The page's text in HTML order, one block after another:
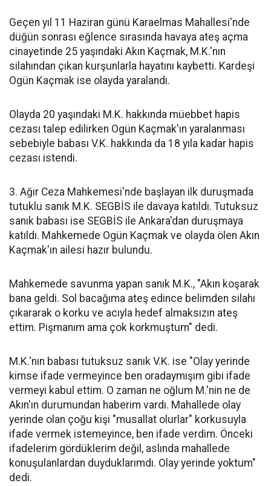
Geçen yıl 11 Haziran günü Karaelmas Mahallesi'nde
düğün sonrası eğlence sırasında havaya ateş açma
cinayetinde 25 yaşındaki Akın Kaçmak, M.K.'nın
silahından çıkan kurşunlarla hayatını kaybetti. Kardeşi
Ogün Kaçmak ise olayda yaralandı.
Olayda 20 yaşındaki M.K. hakkında müebbet hapis
cezası talep edilirken Ogün Kaçmak'ın yaralanması
sebebiyle babası V.K. hakkında da 18 yıla kadar hapis
cezası istendi.
3. Ağır Ceza Mahkemesi'nde başlayan ilk duruşmada
tutuklu sanık M.K. SEGBİS ile davaya katıldı. Tutuksuz
sanık babası ise SEGBİS ile Ankara'dan duruşmaya
katıldı. Mahkemede Ogün Kaçmak ve olayda ölen Akın
Kaçmak'ın ailesi hazır bulundu.
Mahkemede savunma yapan sanık M.K., "Akın koşarak
bana geldi. Sol bacağıma ateş edince belimden silahı
çıkararak o korku ve acıyla hedef almaksızın ateş
ettim. Pişmanım ama çok korkmuştum" dedi.
M.K.'nın babası tutuksuz sanık V.K. ise "Olay yerinde
kimse ifade vermeyince ben oradaymışım gibi ifade
vermeyi kabul ettim. O zaman ne oğlum M.'nin ne de
Akın'ın durumundan haberim vardı. Mahallede olay
yerinde olan çoğu kişi "musallat olurlar" korkusuyla
ifade vermek istemeyince, ben ifade verdim. Önceki
ifadelerim gördüklerim değil, aslında mahallede
konuşulanlardan duyduklarımdı. Olay yerinde yoktum"
dedi.